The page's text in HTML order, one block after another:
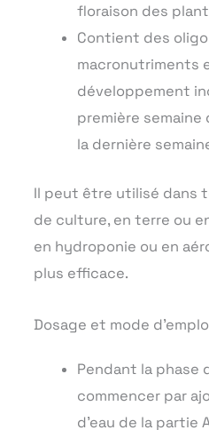
floraison des
Contient des
macronutriments
développement
première semaine
la dernière
Il peut être utilisé dans
de culture, en terre ou
en hydroponie ou en
plus efficace.
Dosage et mode
Pendant la phase
commencer par
d’eau de la partie